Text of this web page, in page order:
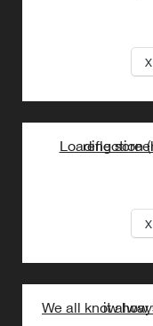
X
X